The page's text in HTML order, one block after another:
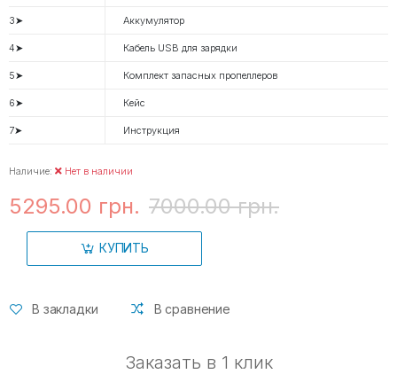
3➤ Аккумулятор
4➤ Кабель USB для зарядки
5➤ Комплект запасных пропеллеров
6➤ Кейс
7➤ Инструкция
Наличие: Нет в наличии
5295.00 грн. 7000.00 грн.
КУПИТЬ
В закладки В сравнение
Заказать в 1 клик